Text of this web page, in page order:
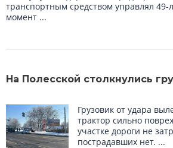
транспортным средством управлял 49-
момент ...
На Полесской столкнулись
Грузовик от удара
трактор сильно
участке дороги не
пострадавших нет. ...